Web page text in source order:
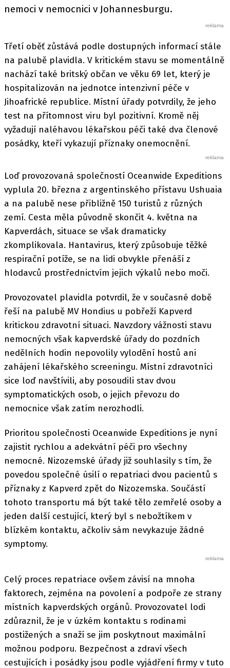
nemoci v nemocnici v Johannesburgu.
Třetí oběť zůstává podle dostupných informací stále
na palubě plavidla. V kritickém stavu se momentálně
nachází také britský občan ve věku 69 let, který je
hospitalizován na jednotce intenzivní péče v
Jihoafrické republice. Místní úřady potvrdily, že jeho
test na přítomnost viru byl pozitivní. Kromě něj
vyžadují naléhavou lékařskou péči také dva členové
posádky, kteří vykazují příznaky onemocnění.
Loď provozovaná společností Oceanwide Expeditions
vyplula 20. března z argentinského přístavu Ushuaia
a na palubě nese přibližně 150 turistů z různých
zemí. Cesta měla původně skončit 4. května na
Kapverdách, situace se však dramaticky
zkomplikovala. Hantavirus, který způsobuje těžké
respirační potíže, se na lidi obvykle přenáší z
hlodavců prostřednictvím jejich výkalů nebo moči.
Provozovatel plavidla potvrdil, že v současné době
řeší na palubě MV Hondius u pobřeží Kapverd
kritickou zdravotní situaci. Navzdory vážnosti stavu
nemocných však kapverdské úřady do pozdních
nedělních hodin nepovolily vylodění hostů ani
zahájení lékařského screeningu. Místní zdravotníci
sice loď navštívili, aby posoudili stav dvou
symptomatických osob, o jejich převozu do
nemocnice však zatím nerozhodli.
Prioritou společnosti Oceanwide Expeditions je nyní
zajistit rychlou a adekvátní péči pro všechny
nemocné. Nizozemské úřady již souhlasily s tím, že
povedou společné úsilí o repatriaci dvou pacientů s
příznaky z Kapverd zpět do Nizozemska. Součástí
tohoto transportu má být také tělo zemřelé osoby a
jeden další cestující, který byl s nebožtíkem v
blízkém kontaktu, ačkoliv sám nevykazuje žádné
symptomy.
Celý proces repatriace ovšem závisí na mnoha
faktorech, zejména na povolení a podpoře ze strany
místních kapverdských orgánů. Provozovatel lodi
zdůraznil, že je v úzkém kontaktu s rodinami
postižených a snaží se jim poskytnout maximální
možnou podporu. Bezpečnost a zdraví všech
cestujících i posádky jsou podle vyjádření firmy v tuto